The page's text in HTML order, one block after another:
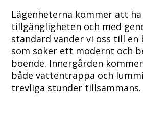
Lägenheterna kommer att
tillgängligheten och med
standard vänder vi oss till
som söker ett modernt och
boende. Innergården
både vattentrappa och
trevliga stunder tillsammans.